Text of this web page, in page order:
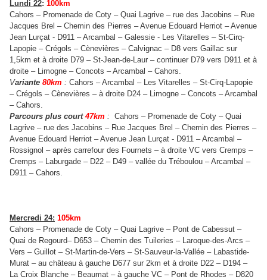
Lundi 22: 100km
Cahors – Promenade de Coty – Quai Lagrive – rue des Jacobins – Rue
Jacques Brel – Chemin des Pierres – Avenue Edouard Herriot – Avenue
Jean Lurçat - D911 – Arcambal – Galessie - Les Vitarelles – St-Cirq-
Lapopie – Crégols – Cènevières – Calvignac – D8 vers Gaillac sur
1,5km et à droite D79 – St-Jean-de-Laur – continuer D79 vers D911 et à
droite – Limogne – Concots – Arcambal – Cahors.
Variante 80km : Cahors – Arcambal – Les Vitarelles – St-Cirq-Lapopie
– Crégols – Cènevières – à droite D24 – Limogne – Concots – Arcambal
– Cahors.
Parcours plus court 47km : Cahors – Promenade de Coty – Quai
Lagrive – rue des Jacobins – Rue Jacques Brel – Chemin des Pierres –
Avenue Edouard Herriot – Avenue Jean Lurçat - D911 – Arcambal –
Rossignol – après carrefour des Fournets – à droite VC vers Cremps –
Cremps – Laburgade – D22 – D49 – vallée du Tréboulou – Arcambal –
D911 – Cahors.
Mercredi 24: 105km
Cahors – Promenade de Coty – Quai Lagrive – Pont de Cabessut –
Quai de Regourd– D653 – Chemin des Tuileries – Laroque-des-Arcs –
Vers – Guillot – St-Martin-de-Vers – St-Sauveur-la-Vallée – Labastide-
Murat – au château à gauche D677 sur 2km et à droite D22 – D194 –
La Croix Blanche – Beaumat – à gauche VC – Pont de Rhodes – D820